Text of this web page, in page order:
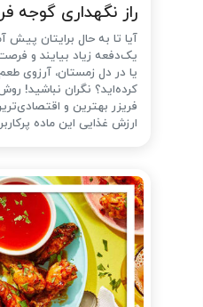
راز نگهداری گوجه
آیا تا به حال برایتان پیش
یک‌دفعه زیاد بیایند و
یا در دل زمستان، آرزوی
کرده‌اید؟ نگران نباشید!
فریزر بهترین و
ارزش غذایی این ماده